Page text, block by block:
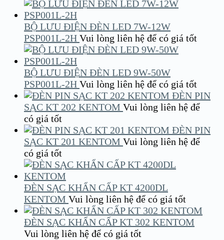
BỘ LƯU ĐIỆN ĐÈN LED 7W-12W
PSP001L-2H Vui lòng liên hệ để có giá tốt
BỘ LƯU ĐIỆN ĐÈN LED 9W-50W
PSP001L-2H Vui lòng liên hệ để có giá tốt
ĐÈN PIN
SẠC KT 202 KENTOM Vui lòng liên hệ để
có giá tốt
ĐÈN PIN
SẠC KT 201 KENTOM Vui lòng liên hệ để
có giá tốt
ĐÈN SẠC KHẨN CẤP KT 4200DL
KENTOM Vui lòng liên hệ để có giá tốt
ĐÈN SẠC KHẨN CẤP KT 302 KENTOM
Vui lòng liên hệ để có giá tốt